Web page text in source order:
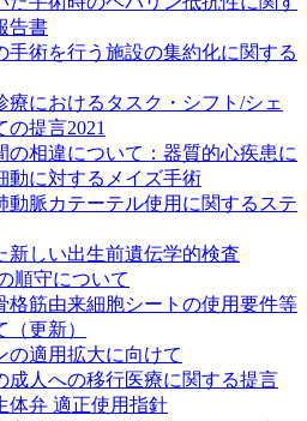
告書
手術を行う施設の集約化に関する
療におけるタスク・シフト/シェ
の提言2021
の相違について：器質的心疾患に
動に対するメイズ手術
動脈カテーテル使用に関するステ
新しい出生前遺伝学的検査
順守について
格筋由来細胞シートの使用要件等
更新）
の適用拡大に向けて
成人への移行医療に関する提言
体弁 適正使用指針